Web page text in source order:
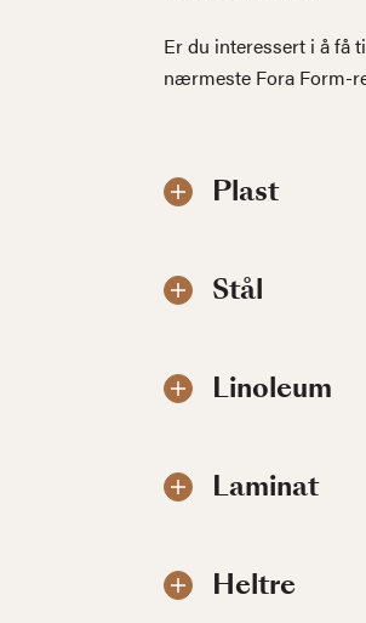
Er du interessert i å få
nærmeste Fora Form-
Plast
Stål
Linoleum
Laminat
Heltre